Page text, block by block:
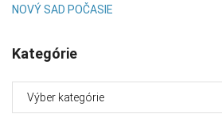
NOVÝ SAD POČASIE
Kategórie